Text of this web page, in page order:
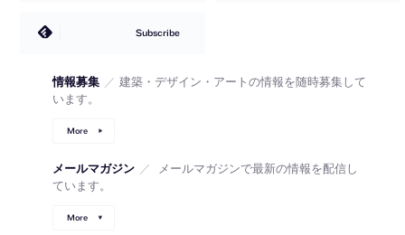
Subscribe
情報募集 ／ 建築・デザイン・アートの情報を随時募集して
います。
More
メールマガジン ／
メールマガジンで最新の情報を配信し
ています。
More